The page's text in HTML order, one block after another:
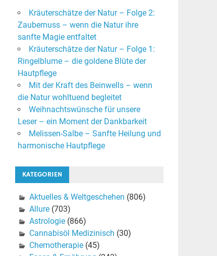
Kräuterschätze der Natur – Folge 2:
Zaubernuss – wenn die Natur ihre
sanfte Magie entfaltet
Kräuterschätze der Natur – Folge 1:
Ringelblume – die goldene Blüte der
Hautpflege
Mit der Kraft des Beinwells – wenn
die Natur wohltuend begleitet
Weihnachtswünsche für unsere
Leser – ein Moment der Dankbarkeit
Melissen-Salbe – Sanfte Heilung und
harmonische Hautpflege
KATEGORIEN
Aktuelles & Weltgeschehen (806)
Allure(703)
Astrologie(866)
Cannabisöl Medizinisch (30)
Chemotherapie(45)